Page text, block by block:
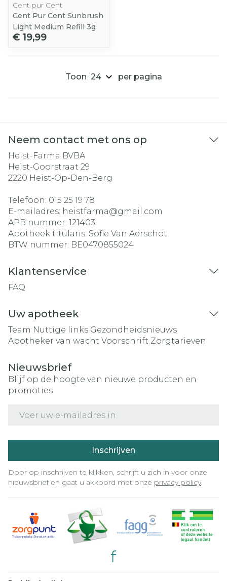
Cent pur Cent
Cent Pur Cent Sunbrush
Light Medium Refill 3g
€ 19,99
Toon per pagina
Neem contact met ons op
Heist-Farma BVBA
Heist-Goorstraat 29
2220 Heist-Op-Den-Berg
Telefoon: 015 25 19 78
E-mailadres: heistfarma@gmail.com
APB nummer: 121403
Apotheek titularis: Sofie Van Aerschot
BTW nummer: BE0470855024
Klantenservice
FAQ
Uw apotheek
Team Nuttige links Gezondheidsnieuws
Apotheker van wacht Voorschrift Zorgtarieven
Nieuwsbrief
Blijf op de hoogte van nieuwe producten en
promoties
Inschrijven
Door op inschrijven te klikken, schrijft u zich in voor onze
nieuwsbrief en gaat u akkoord met onze privacy policy.